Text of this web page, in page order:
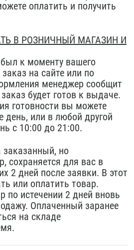
оплатить и получить
В РОЗНИЧНЫЙ МАГАЗИН И
к моменту вашего
на сайте или по
менеджер сообщит
будет готов к выдаче.
готовности вы можете
день, или в любой другой
с 10:00 до 21:00.
заказанный, но
сохраняется для вас в
2 дней после заявки. В этот
или оплатить товар.
по истечении 2 дней вновь
Оплаченный заранее
на складе